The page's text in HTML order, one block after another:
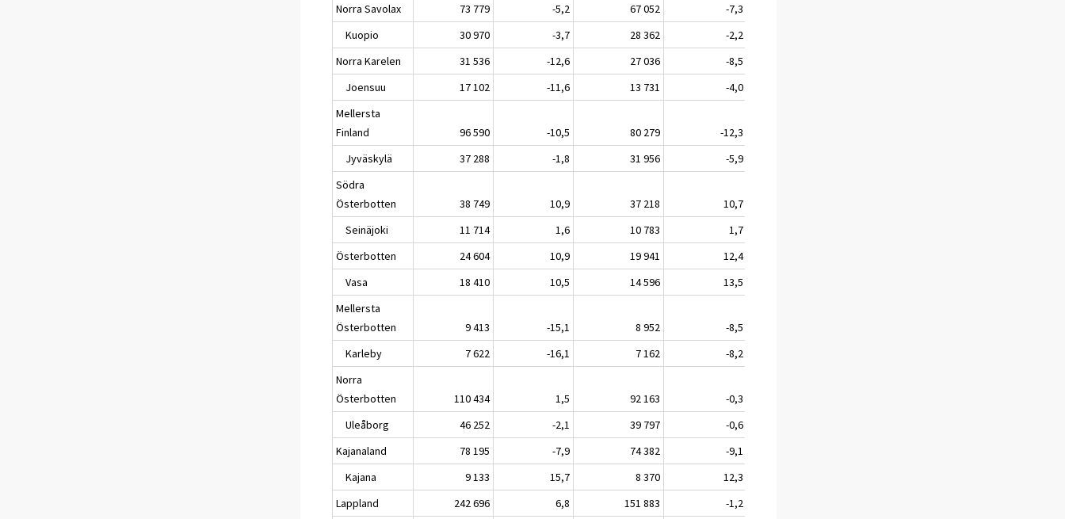
Norra Savolax
73 779 -5,2 67 052 -7,3
Kuopio
30 970 -3,7 28 362 -2,2
Norra Karelen
31 536 -12,6 27 036 -8,5
Joensuu
17 102 -11,6 13 731 -4,0
Mellersta
Finland
96 590 -10,5 80 279 -12,3
Jyväskylä
37 288 -1,8 31 956 -5,9
Södra
Österbotten
38 749 10,9 37 218 10,7
Seinäjoki
11 714 1,6 10 783 1,7
Österbotten
24 604 10,9 19 941 12,4
Vasa
18 410 10,5 14 596 13,5
Mellersta
Österbotten
9 413 -15,1 8 952 -8,5
Karleby
7 622 -16,1 7 162 -8,2
Norra
Österbotten
110 434 1,5 92 163 -0,3
Uleåborg
46 252 -2,1 39 797 -0,6
Kajanaland
78 195 -7,9 74 382 -9,1
Kajana
9 133 15,7 8 370 12,3
Lappland
242 696 6,8 151 883 -1,2